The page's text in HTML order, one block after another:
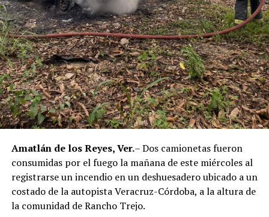
corresponde únicamente a seis de ellos. Hasta el
momento, las autoridades no han informado la situación
jurídica del séptimo implicado.
El caso evidenció presuntas irregularidades dentro de la
corporación policiaca y motivó la intervención de
autoridades estatales y federales, en un contexto de
reforzamiento de las investigaciones contra servidores
públicos relacionados con actividades ilícitas en la
La sentencia representa uno de los primeros fallos
derivados de aquel operativo y confirma la
responsabilidad penal de los exuniformados por delitos
relacionados con la posesión de droga y el
Amatlán de los Reyes, Ver.– Dos camionetas fueron
consumidas por el fuego la mañana de este miércoles al
registrarse un incendio en un deshuesadero ubicado a un
costado de la autopista Veracruz-Córdoba, a la altura de
la comunidad de Rancho Trejo.